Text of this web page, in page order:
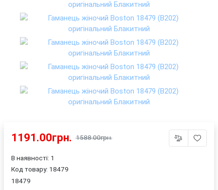
1191.00грн. 1588.00грн.
В наявності: 1
Код товару: 18479
18479